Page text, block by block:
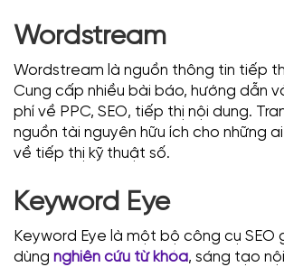
Wordstream
Wordstream là nguồn thông tin tiếp
Cung cấp nhiều bài báo, hướng dẫn
phí về PPC, SEO, tiếp thị nội dung.
nguồn tài nguyên hữu ích cho những
về tiếp thị kỹ thuật số.
Keyword Eye
Keyword Eye là một bộ công cụ SEO
dùng nghiên cứu từ khóa, sáng tạo